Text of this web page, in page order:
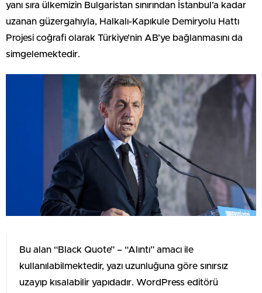
yanı sıra ülkemizin Bulgaristan sınırından İstanbul’a kadar
uzanan güzergahıyla, Halkalı-Kapıkule Demiryolu Hattı
Projesi coğrafi olarak Türkiye’nin AB’ye bağlanmasını da
simgelemektedir.
Bu alan “Black Quote” – “Alıntı” amacı ile
kullanılabilmektedir, yazı uzunluğuna göre sınırsız
uzayıp kısalabilir yapıdadır. WordPress editörü